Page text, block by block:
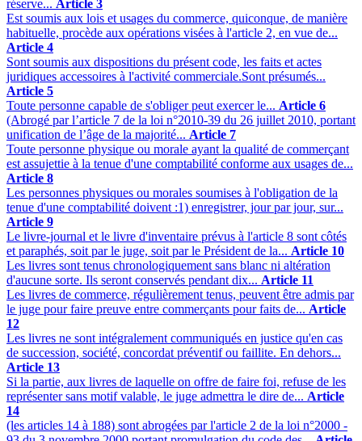
réserve... Article 3
Est soumis aux lois et usages du commerce, quiconque, de manière
habituelle, procède aux opérations visées à l'article 2, en vue de...
Article 4
Sont soumis aux dispositions du présent code, les faits et actes
juridiques accessoires à l'activité commerciale.Sont présumés...
Article 5
Toute personne capable de s'obliger peut exercer le... Article 6
(Abrogé par l’article 7 de la loi n°2010-39 du 26 juillet 2010, portant
unification de l’âge de la majorité... Article 7
Toute personne physique ou morale ayant la qualité de commerçant
est assujettie à la tenue d'une comptabilité conforme aux usages de...
Article 8
Les personnes physiques ou morales soumises à l'obligation de la
tenue d'une comptabilité doivent :1) enregistrer, jour par jour, sur...
Article 9
Le livre-journal et le livre d'inventaire prévus à l'article 8 sont côtés
et paraphés, soit par le juge, soit par le Président de la... Article 10
Les livres sont tenus chronologiquement sans blanc ni altération
d'aucune sorte. Ils seront conservés pendant dix... Article 11
Les livres de commerce, régulièrement tenus, peuvent être admis par
le juge pour faire preuve entre commerçants pour faits de... Article
12
Les livres ne sont intégralement communiqués en justice qu'en cas
de succession, société, concordat préventif ou faillite. En dehors...
Article 13
Si la partie, aux livres de laquelle on offre de faire foi, refuse de les
représenter sans motif valable, le juge admettra le dire de... Article
14
(les articles 14 à 188) sont abrogées par l'article 2 de la loi n°2000 -